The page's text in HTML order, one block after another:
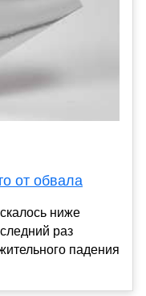
от обвала
ниже
раз
падения